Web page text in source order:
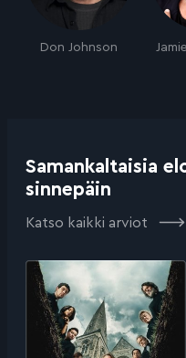
Don Johnson
Samankaltaisia
sinnepäin
Katso kaikki arviot